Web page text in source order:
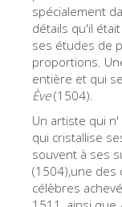
spécialement
détails qu'il
ses études de
proportions.
entière et qui
Ève(1504).
Un artiste qui
qui cristallise
souvent à ses
(1504),une des
célèbres